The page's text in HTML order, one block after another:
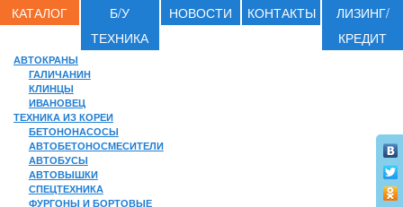
КАТАЛОГ
Б/У
ТЕХНИКА
НОВОСТИ КОНТАКТЫ
ЛИЗИНГ/
КРЕДИТ
АВТОКРАНЫ
ГАЛИЧАНИН
КЛИНЦЫ
ИВАНОВЕЦ
ТЕХНИКА ИЗ КОРЕИ
БЕТОНОНАСОСЫ
АВТОБЕТОНОСМЕСИТЕЛИ
АВТОБУСЫ
АВТОВЫШКИ
СПЕЦТЕХНИКА
ФУРГОНЫ И БОРТОВЫЕ